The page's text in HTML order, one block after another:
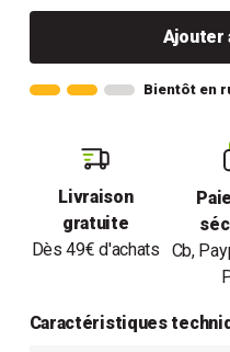
Ajouter
Bientôt en
Livraison
gratuite
Dès 49€ d'achats
Cb,
Caractéristiques